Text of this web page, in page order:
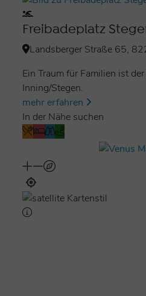
Freibadeplatz
Landsberger Straße 65,
Ein Traum für Familien ist
Inning/Stegen.
mehr erfahren
In der Nähe suchen